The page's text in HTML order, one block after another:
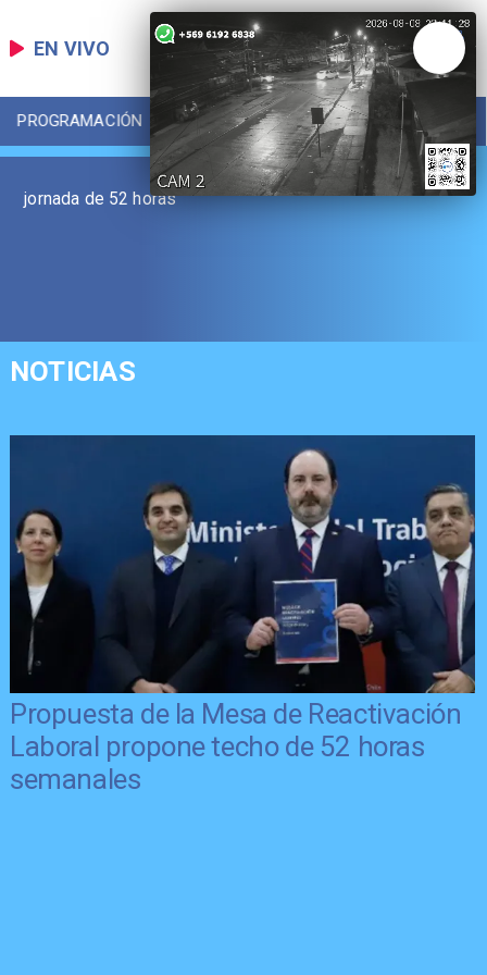
EN VIVO
PROGRAMACIÓN LOCAL DEPORTES
jornada de 52 horas
NOTICIAS
Propuesta de la Mesa de Reactivación
Laboral propone techo de 52 horas
semanales